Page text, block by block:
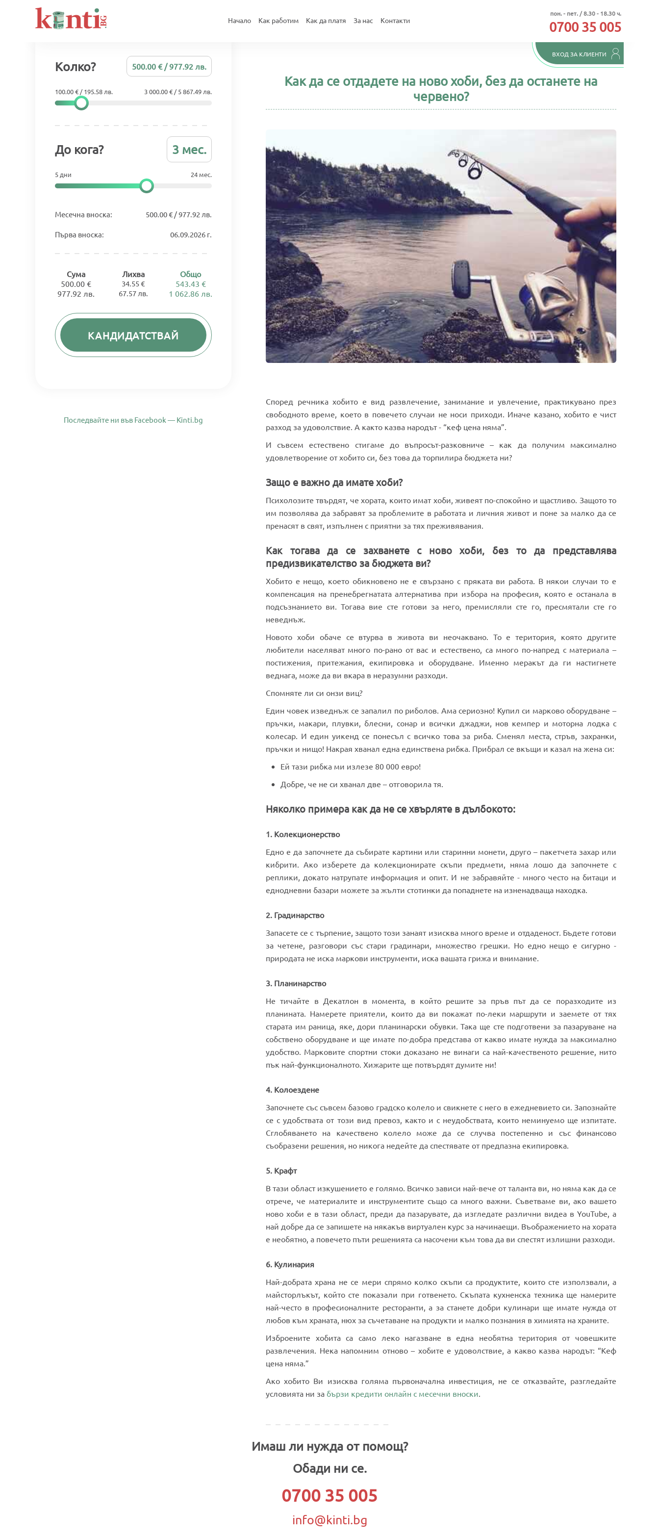
Начало Как работим Как да платя За нас Контакти
пон. - пет. / 8.30 - 18.30 ч.
0700 35 005
ВХОД ЗА КЛИЕНТИ
Колко? 500.00 € / 977.92 лв.
100.00 € / 195.58 лв. 3 000.00 € / 5 867.49 лв.
До кога? 3 мес.
5 дни 24 мес.
Месечна вноска: 500.00 € / 977.92 лв.
Първа вноска: 06.09.2026 г.
Сума
500.00 €
977.92 лв.
Лихва
34.55 €
67.57 лв.
Общо
543.43 €
1 062.86 лв.
КАНДИДАТСТВАЙ
Последвайте ни във Facebook — Kinti.bg
Как да се отдадете на ново хоби, без да останете на
червено?
Според речника хобито е вид развлечение, занимание и увлечение, практикувано през
свободното време, което в повечето случаи не носи приходи. Иначе казано, хобито е чист
разход за удоволствие. А както казва народът - “кеф цена няма”.
И съвсем естествено стигаме до въпросът-разковниче – как да получим максимално
удовлетворение от хобито си, без това да торпилира бюджета ни?
Защо е важно да имате хоби?
Психолозите твърдят, че хората, които имат хоби, живеят по-спокойно и щастливо. Защото то
им позволява да забравят за проблемите в работата и личния живот и поне за малко да се
пренасят в свят, изпълнен с приятни за тях преживявания.
Как тогава да се захванете с ново хоби, без то да представлява
предизвикателство за бюджета ви?
Хобито е нещо, което обикновено не е свързано с пряката ви работа. В някои случаи то е
компенсация на пренебрегнатата алтернатива при избора на професия, която е останала в
подсъзнанието ви. Тогава вие сте готови за него, премисляли сте го, пресмятали сте го
неведнъж.
Новото хоби обаче се втурва в живота ви неочаквано. То е територия, която другите
любители населяват много по-рано от вас и естествено, са много по-напред с материала –
постижения, притежания, екипировка и оборудване. Именно меракът да ги настигнете
веднага, може да ви вкара в неразумни разходи.
Спомняте ли си онзи виц?
Един човек изведнъж се запалил по риболов. Ама сериозно! Купил си марково оборудване –
пръчки, макари, плувки, блесни, сонар и всички джаджи, нов кемпер и моторна лодка с
колесар. И един уикенд се понесъл с всичко това за риба. Сменял места, стръв, захранки,
пръчки и нищо! Накрая хванал една единствена рибка. Прибрал се вкъщи и казал на жена си:
Ей тази рибка ми излезе 80 000 евро!
Добре, че не си хванал две – отговорила тя.
Няколко примера как да не се хвърляте в дълбокото:
1. Колекционерство
Едно е да започнете да събирате картини или старинни монети, друго – пакетчета захар или
кибрити. Ако изберете да колекционирате скъпи предмети, няма лошо да започнете с
реплики, докато натрупате информация и опит. И не забравяйте - много често на битаци и
еднодневни базари можете за жълти стотинки да попаднете на изненадваща находка.
2. Градинарство
Запасете се с търпение, защото този занаят изисква много време и отдаденост. Бъдете готови
за четене, разговори със стари градинари, множество грешки. Но едно нещо е сигурно -
природата не иска маркови инструменти, иска вашата грижа и внимание.
3. Планинарство
Не тичайте в Декатлон в момента, в който решите за пръв път да се поразходите из
планината. Намерете приятели, които да ви покажат по-леки маршрути и заемете от тях
старата им раница, яке, дори планинарски обувки. Така ще сте подготвени за пазаруване на
собствено оборудване и ще имате по-добра представа от какво имате нужда за максимално
удобство. Марковите спортни стоки доказано не винаги са най-качественото решение, нито
пък най-функционалното. Хижарите ще потвърдят думите ни!
4. Колоездене
Започнете със съвсем базово градско колело и свикнете с него в ежедневието си. Запознайте
се с удобствата от този вид превоз, както и с неудобствата, които неминуемо ще изпитате.
Сглобяването на качествено колело може да се случва постепенно и със финансово
съобразени решения, но никога недейте да спестявате от предпазна екипировка.
5. Крафт
В тази област изкушението е голямо. Всичко зависи най-вече от таланта ви, но няма как да се
отрече, че материалите и инструментите също са много важни. Съветваме ви, ако вашето
ново хоби е в тази област, преди да пазарувате, да изгледате различни видеа в YouTube, а
най добре да се запишете на някакъв виртуален курс за начинаещи. Въображението на хората
е необятно, а повечето пъти решенията са насочени към това да ви спестят излишни разходи.
6. Кулинария
Най-добрата храна не се мери спрямо колко скъпи са продуктите, които сте използвали, а
майсторлъкът, който сте показали при готвенето. Скъпата кухненска техника ще намерите
най-често в професионалните ресторанти, а за станете добри кулинари ще имате нужда от
любов към храната, нюх за съчетаване на продукти и малко познания в химията на храните.
Изброените хобита са само леко нагазване в една необятна територия от човешките
развлечения. Нека напомним отново – хобите е удоволствие, а какво казва народът: “Кеф
цена няма.”
Ако хобито Ви изисква голяма първоначална инвестиция, не се отказвайте, разгледайте
условията ни за бързи кредити онлайн с месечни вноски.
Имаш ли нужда от помощ?
Обади ни се.
0700 35 005
info@kinti.bg